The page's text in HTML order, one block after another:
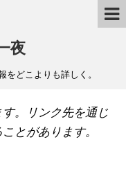
夜
どこよりも詳しく。
。リンク先を通じ
とがあります。